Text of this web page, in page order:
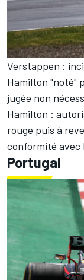
Verstappen :
Hamilton "noté"
jugée non
Hamilton :
rouge puis à
conformité avec
Portugal